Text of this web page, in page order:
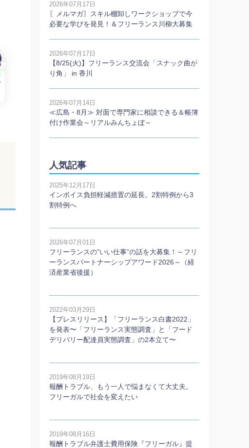
2026年07月17日
〖メルマガ〗スキル棚卸しワークショップで今
必要な学びを発見！＆フリーランス川柳大募集
2026年07月17日
【8/25(火)】フリーランス交流会「スナック曲が
り角」 in 香川
2026年07月14日
≪広島・8月≫ 対面で専門家に相談できる＆帳簿
付け作業会～リアルみんちょぼ～
人気記事
2025年12月17日
インボイス負担軽減措置の延長。2割特例から3
割特例へ
2026年07月01日
フリーランスの”いい仕事”の話を大募集！～フリ
ーランスパートナーシップアワード2026～（経
済産業省後援）
2022年03月29日
【プレスリリース】「フリーランス白書2022」
を発表〜「フリーランス実態調査」と「フード
デリバリー配達員実態調査」の2本⽴て〜
2019年08月19日
報酬トラブル、もう一人で悩まなくて大丈夫。
フリーガルで社会を変えたい
2019年08月16日
報酬トラブル弁護士費用保険『フリーガル』提